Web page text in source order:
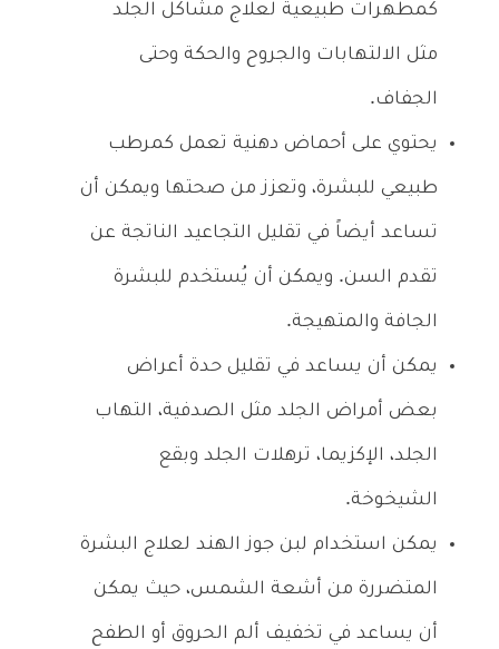
كمطهرات طبيعية لعلاج مشاكل الجلد
مثل الالتهابات والجروح والحكة وحتى
الجفاف.
يحتوي على أحماض دهنية تعمل كمرطب
طبيعي للبشرة، وتعزز من صحتها ويمكن أن
تساعد أيضاً في تقليل التجاعيد الناتجة عن
تقدم السن. ويمكن أن يُستخدم للبشرة
الجافة والمتهيجة.
يمكن أن يساعد في تقليل حدة أعراض
بعض أمراض الجلد مثل الصدفية، التهاب
الجلد، الإكزيما، ترهلات الجلد وبقع
الشيخوخة.
يمكن استخدام لبن جوز الهند لعلاج البشرة
المتضررة من أشعة الشمس، حيث يمكن
أن يساعد في تخفيف ألم الحروق أو الطفح